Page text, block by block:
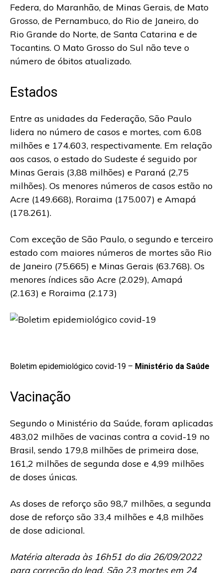
Federa, do Maranhão, de Minas Gerais, de Mato
Grosso, de Pernambuco, do Rio de Janeiro, do
Rio Grande do Norte, de Santa Catarina e de
Tocantins. O Mato Grosso do Sul não teve o
número de óbitos atualizado.
Estados
Entre as unidades da Federação, São Paulo
lidera no número de casos e mortes, com 6.08
milhões e 174.603, respectivamente. Em relação
aos casos, o estado do Sudeste é seguido por
Minas Gerais (3,88 milhões) e Paraná (2,75
milhões). Os menores números de casos estão no
Acre (149.668), Roraima (175.007) e Amapá
(178.261).
Com exceção de São Paulo, o segundo e terceiro
estado com maiores números de mortes são Rio
de Janeiro (75.665) e Minas Gerais (63.768). Os
menores índices são Acre (2.029), Amapá
(2.163) e Roraima (2.173)
Boletim epidemiológico covid-19 – Ministério da Saúde
Vacinação
Segundo o Ministério da Saúde, foram aplicadas
483,02 milhões de vacinas contra a covid-19 no
Brasil, sendo 179,8 milhões de primeira dose,
161,2 milhões de segunda dose e 4,99 milhões
de doses únicas.
As doses de reforço são 98,7 milhões, a segunda
dose de reforço são 33,4 milhões e 4,8 milhões
de dose adicional.
Matéria alterada às 16h51 do dia 26/09/2022
para correção do lead. São 23 mortes em 24